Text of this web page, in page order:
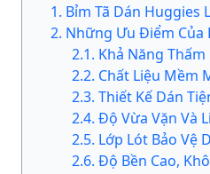
1. Bỉm Tã Dán Huggies
2. Những Ưu Điểm Của
2.1. Khả Năng
2.2. Chất Liệu Mềm
2.3. Thiết Kế Dán
2.4. Độ Vừa Vặn Và
2.5. Lớp Lót Bảo Vệ
2.6. Độ Bền Cao,